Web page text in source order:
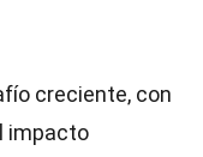
creciente, con
impacto